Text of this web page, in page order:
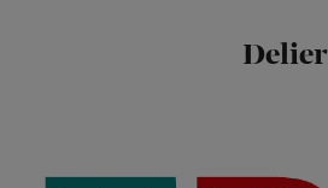
Delier